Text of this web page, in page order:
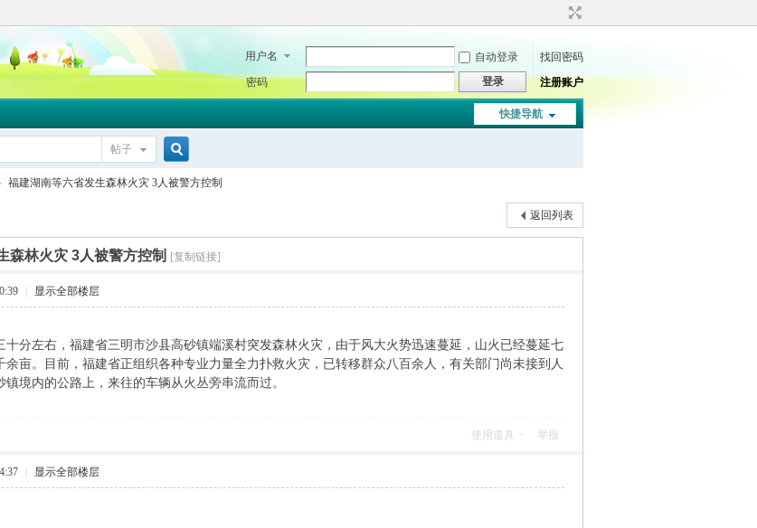
用户名 自动登录
找回密码
密码
登录 注册账户
快捷导航
帖子
搜
索
福建湖南等六省发生森林火灾 3人被警方控制
返回列表
森林火灾 3人被警方控制 [复制链接]
显示全部楼层
分左右，福建省三明市沙县高砂镇端溪村突发森林火灾，由于风大火势迅速蔓延，山火已经蔓延七
余亩。目前，福建省正组织各种专业力量全力扑救火灾，已转移群众八百余人，有关部门尚未接到人
镇境内的公路上，来往的车辆从火丛旁串流而过。
使用道具 举报
显示全部楼层